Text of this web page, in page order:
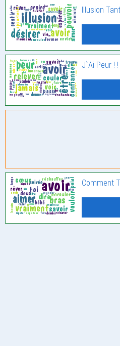
Illusion
J`Ai Peur ! !
Comment